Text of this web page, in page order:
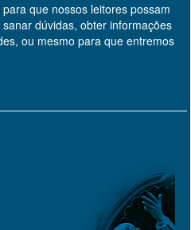
que nossos leitores possam
dúvidas, obter informações
ou mesmo para que entremos